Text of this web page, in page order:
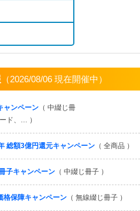
（2026/08/06 現在開催中）
ャンペーン （ 中綴じ冊
ド、… ）
総額3億円還元キャンペーン （ 全商品 ）
子キャンペーン （ 中綴じ冊子 ）
格保障キャンペーン （ 無線綴じ冊子 ）